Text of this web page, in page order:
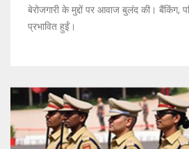
बेरोजगारी के मुद्दों पर आवाज बुलंद की। बैंकिंग,
प्रभावित हुईं।